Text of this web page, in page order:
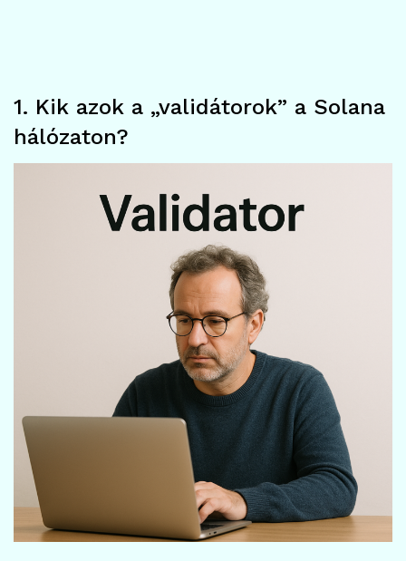
1. Kik azok a „validátorok” a Solana
hálózaton?